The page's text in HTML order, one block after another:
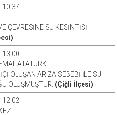
ÇEVRESİNE SU KESİNTİSİ
ATATÜRK
OLUŞAN ARIZA SEBEBİ İLE SU
OLUŞMUŞTUR. (Çiğli İlçesi)